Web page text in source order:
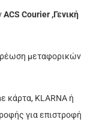
ACS Courier ,Γενική
μεταφορικών
κάρτα, KLARNA ή
για επιστροφή